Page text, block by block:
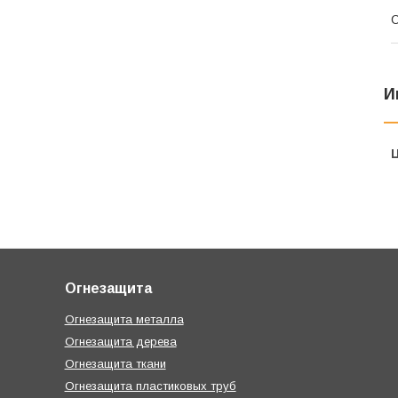
Огнезащита
Огнезащита металла
Огнезащита дерева
Огнезащита ткани
Огнезащита пластиковых труб